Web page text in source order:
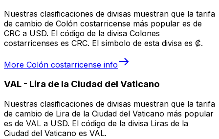
Nuestras clasificaciones de divisas muestran que la tarifa
de cambio de Colón costarricense más popular es de
CRC a USD. El código de la divisa Colones
costarricenses es CRC. El símbolo de esta divisa es ₡.
More Colón costarricense info
VAL - Lira de la Ciudad del Vaticano
Nuestras clasificaciones de divisas muestran que la tarifa
de cambio de Lira de la Ciudad del Vaticano más popular
es de VAL a USD. El código de la divisa Liras de la
Ciudad del Vaticano es VAL.